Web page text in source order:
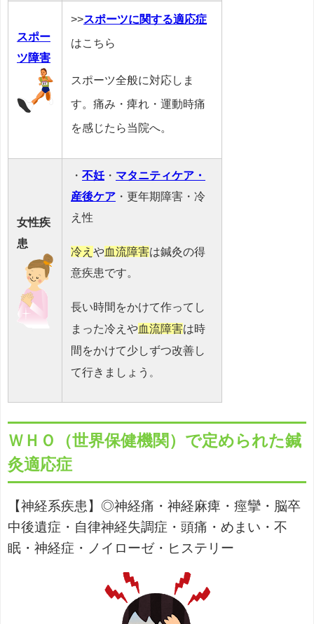
スポー
ツ障害
>>スポーツに関する適応症
はこちら
スポーツ全般に対応しま
す。痛み・痺れ・運動時痛
を感じたら当院へ。
女性疾
患
・ 不妊・ マタニティケア・
産後ケア ・更年期障害・冷
え性
冷え や血流障害は鍼灸の得
意疾患です。
長い時間をかけて作ってし
まった冷えや血流障害は時
間をかけて少しずつ改善し
て行きましょう 。
ＷＨＯ（世界保健機関）で定められた鍼
灸適応症
【神経系疾患】◎神経痛・神経麻痺・痙攣・脳卒
中後遺症・自律神経失調症・頭痛・めまい・不
眠・神経症・ノイローゼ・ヒステリー